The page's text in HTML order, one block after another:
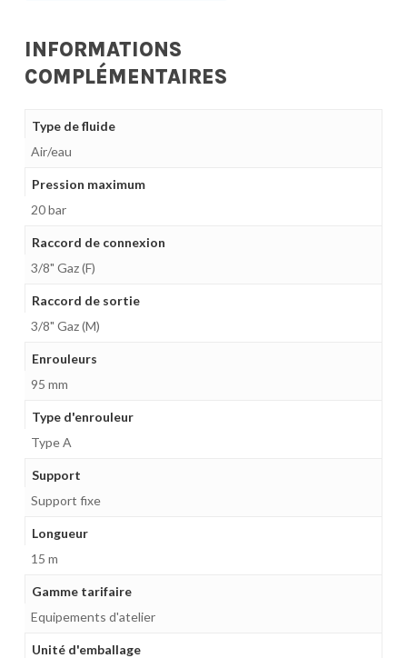
INFORMATIONS
COMPLÉMENTAIRES
Type de fluide
Air/eau
Pression maximum
20 bar
Raccord de connexion
3/8" Gaz (F)
Raccord de sortie
3/8" Gaz (M)
Enrouleurs
95 mm
Type d'enrouleur
Type A
Support
Support fixe
Longueur
15 m
Gamme tarifaire
Equipements d'atelier
Unité d'emballage